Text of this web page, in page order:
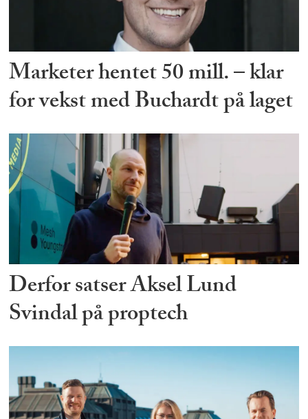
Marketer hentet 50 mill. – klar
for vekst med Buchardt på laget
Derfor satser Aksel Lund
Svindal på proptech